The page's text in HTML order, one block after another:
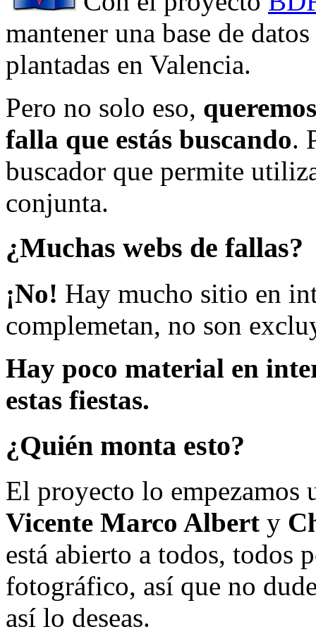
mantener una base de
plantadas en Valencia.
Pero no solo eso,
falla que estás buscando.
buscador que permite
conjunta.
¿Muchas webs de fallas?
¡No! Hay mucho sitio en
complemetan, no son
Hay poco material en
estas fiestas.
¿Quién monta esto?
El proyecto lo empezamos
Vicente Marco Albert y
está abierto a todos, todos
fotográfico, así que no
así lo deseas.